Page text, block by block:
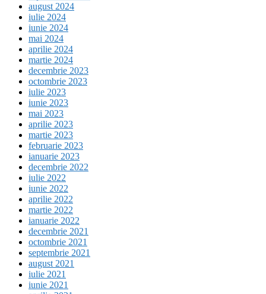
august 2024
iulie 2024
iunie 2024
mai 2024
aprilie 2024
martie 2024
decembrie 2023
octombrie 2023
iulie 2023
iunie 2023
mai 2023
aprilie 2023
martie 2023
februarie 2023
ianuarie 2023
decembrie 2022
iulie 2022
iunie 2022
aprilie 2022
martie 2022
ianuarie 2022
decembrie 2021
octombrie 2021
septembrie 2021
august 2021
iulie 2021
iunie 2021